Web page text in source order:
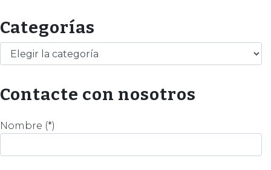
Categorías
Categorías
Contacte con nosotros
Nombre (*)